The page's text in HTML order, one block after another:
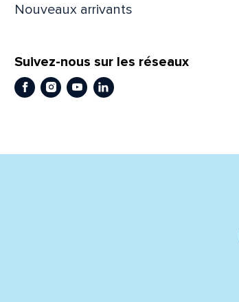
Nouveaux arrivants
Suivez-nous sur les réseaux
Facebook
Instagram
YoutubeLinkedIn